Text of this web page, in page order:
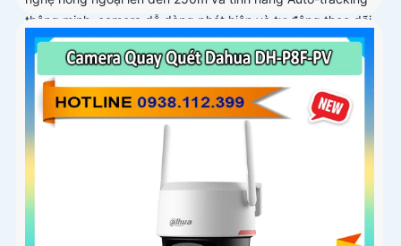
thông minh, camera dễ dàng phát hiện và tự động theo dõi
mục tiêu chuyển động